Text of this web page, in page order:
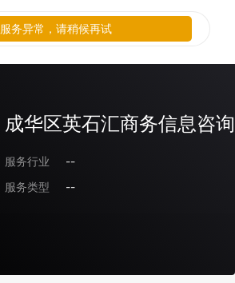
成华区英石汇商务信息咨
服务行业
--
服务类型
--
服务异常，请稍候再试